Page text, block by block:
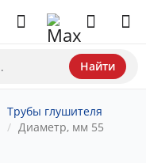
Найти
Трубы глушителя
Диаметр, мм 55